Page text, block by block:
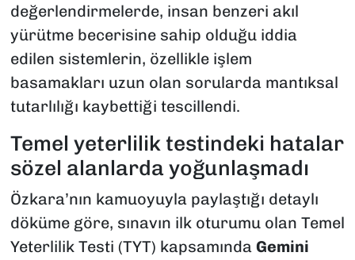
değerlendirmelerde, insan benzeri akıl
yürütme becerisine sahip olduğu iddia
edilen sistemlerin, özellikle işlem
basamakları uzun olan sorularda mantıksal
tutarlılığı kaybettiği tescillendi.
Temel yeterlilik testindeki hatalar
sözel alanlarda yoğunlaşmadı
Özkara’nın kamuoyuyla paylaştığı detaylı
döküme göre, sınavın ilk oturumu olan Temel
Yeterlilik Testi (TYT) kapsamında Gemini